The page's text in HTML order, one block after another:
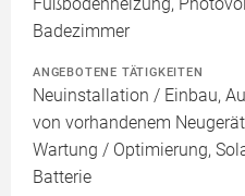
Fußbodenheizung,
Badezimmer
ANGEBOTENE TÄTIGKEITEN
Neuinstallation / Einbau,
von vorhandenem
Wartung / Optimierung,
Batterie